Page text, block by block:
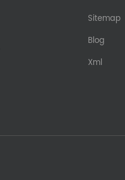
Sitemap
Blog
Xml